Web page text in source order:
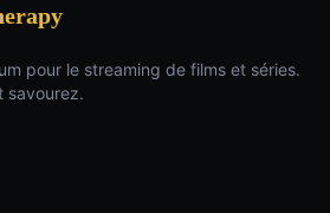
pour le streaming de films et séries.
savourez.